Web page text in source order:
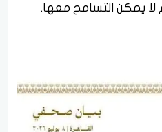
لا يمكن التسامح معها.